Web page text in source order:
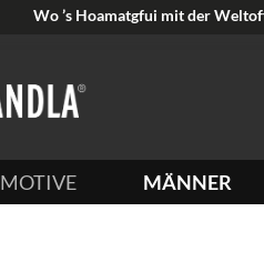
Wo ’s Hoamatgfui mit der
MOTIVE MÄNNER